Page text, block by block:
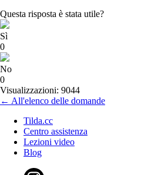
Questa risposta è stata utile?
Sì
0
No
0
Visualizzazioni: 9044
← All'elenco delle domande
Tilda.cc
Centro assistenza
Lezioni video
Blog